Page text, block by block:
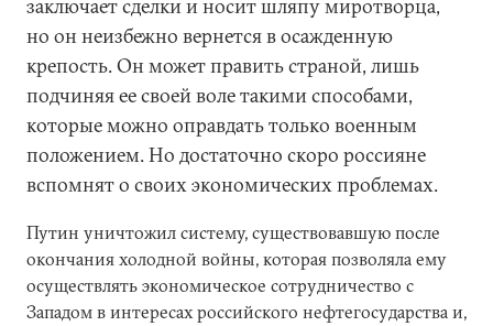
заключает сделки и носит шляпу миротворца,
но он неизбежно вернется в осажденную
крепость. Он может править страной, лишь
подчиняя ее своей воле такими способами,
которые можно оправдать только военным
положением. Но достаточно скоро россияне
вспомнят о своих экономических проблемах.
Путин уничтожил систему, существовавшую после
окончания холодной войны, которая позволяла ему
осуществлять экономическое сотрудничество с
Западом в интересах российского нефтегосударства и,